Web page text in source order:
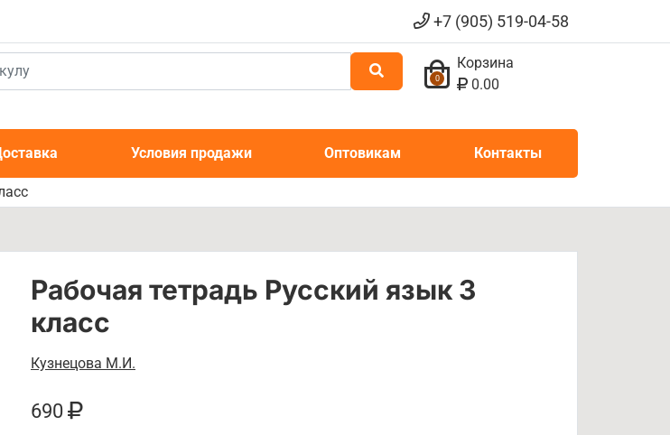
+7 (905) 519-04-58
0
Корзина
0.00
Условия продажи Оптовикам Контакты
Рабочая тетрадь Русский язык 3
класс
Кузнецова М.И.
690